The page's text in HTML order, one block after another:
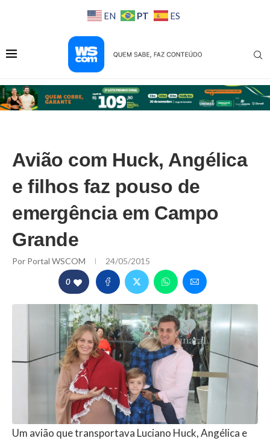
EN PT ES
Avião com Huck, Angélica
e filhos faz pouso de
emergência em Campo
Grande
Por Portal WSCOM 24/05/2015
0
Um avião que transportava Luciano Huck, Angélica e